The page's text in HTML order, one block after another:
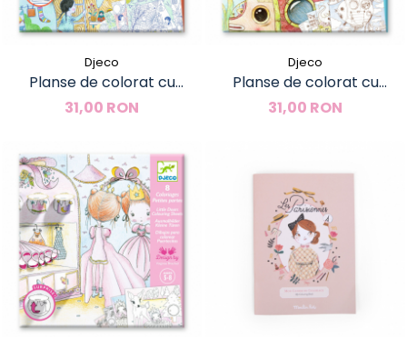
Djeco
Planse de colorat cu
surprize Jocurile Ninei,
31,00 RON
Djeco
Planse de colorat cu
surprize Calatoria lui Malo,
31,00 RON